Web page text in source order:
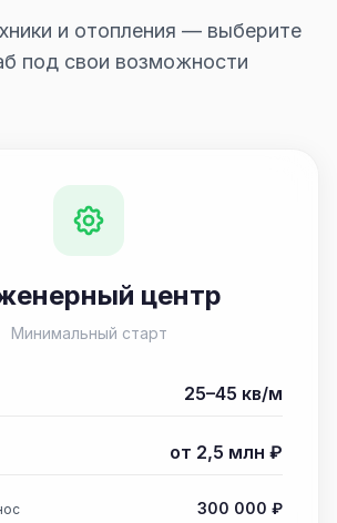
и отопления — выберите
под свои возможности
центр
Минимальный старт
25–45 кв/м
от 2,5 млн ₽
300 000 ₽